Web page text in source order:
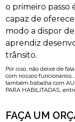
o primeiro passo
capaz de
modo a dispor
aprendiz
trânsito.
Por isso, não deixe de
com nossos
também trabalha com
PARA HABILITADAS,
FAÇA UM